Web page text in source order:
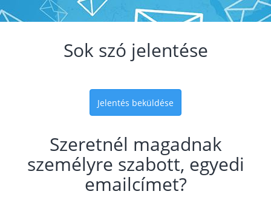
Sok szó jelentése
Jelentés beküldése
Szeretnél magadnak
személyre szabott, egyedi
emailcímet?